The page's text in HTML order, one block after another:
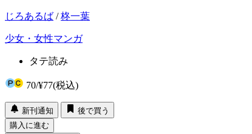
じろあるば /柊一葉
少女・女性マンガ
タテ読み
70/¥77(税込)
新刊通知
後で買う
購入に進む